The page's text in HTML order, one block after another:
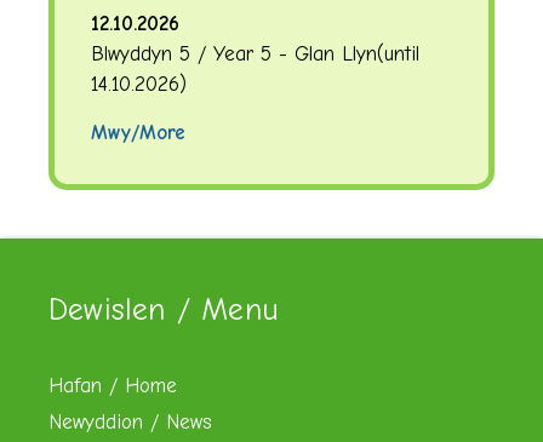
12.10.2026
Blwyddyn 5 / Year 5 - Glan Llyn(until
14.10.2026)
Mwy/More
Dewislen / Menu
Hafan / Home
Newyddion / News